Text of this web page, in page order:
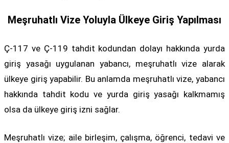
Meşruhatlı Vize Yoluyla Ülkeye Giriş Yapılması
Ç-117 ve Ç-119 tahdit kodundan dolayı hakkında yurda
giriş yasağı uygulanan yabancı, meşruhatlı vize alarak
ülkeye giriş yapabilir. Bu anlamda meşruhatlı vize, yabancı
hakkında tahdit kodu ve yurda giriş yasağı kalkmamış
olsa da ülkeye giriş izni sağlar.
Meşruhatlı vize; aile birleşim, çalışma, öğrenci, tedavi ve